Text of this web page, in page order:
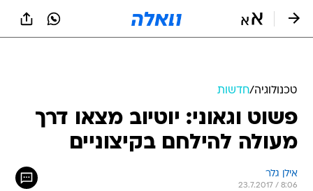
טכנולוגיה/חדשות
פשוט וגאוני: יוטיוב מצאו דרך
מעולה להילחם בקיצוניים
אילן גלר
23.7.2017 / 8:06